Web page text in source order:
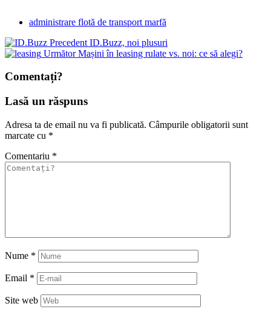
administrare flotă de transport marfă
Precedent ID.Buzz, noi plusuri
Următor Mașini în leasing rulate vs. noi: ce să alegi?
Comentați?
Lasă un răspuns
Adresa ta de email nu va fi publicată. Câmpurile obligatorii sunt
marcate cu *
Comentariu *
Nume *
Email *
Site web